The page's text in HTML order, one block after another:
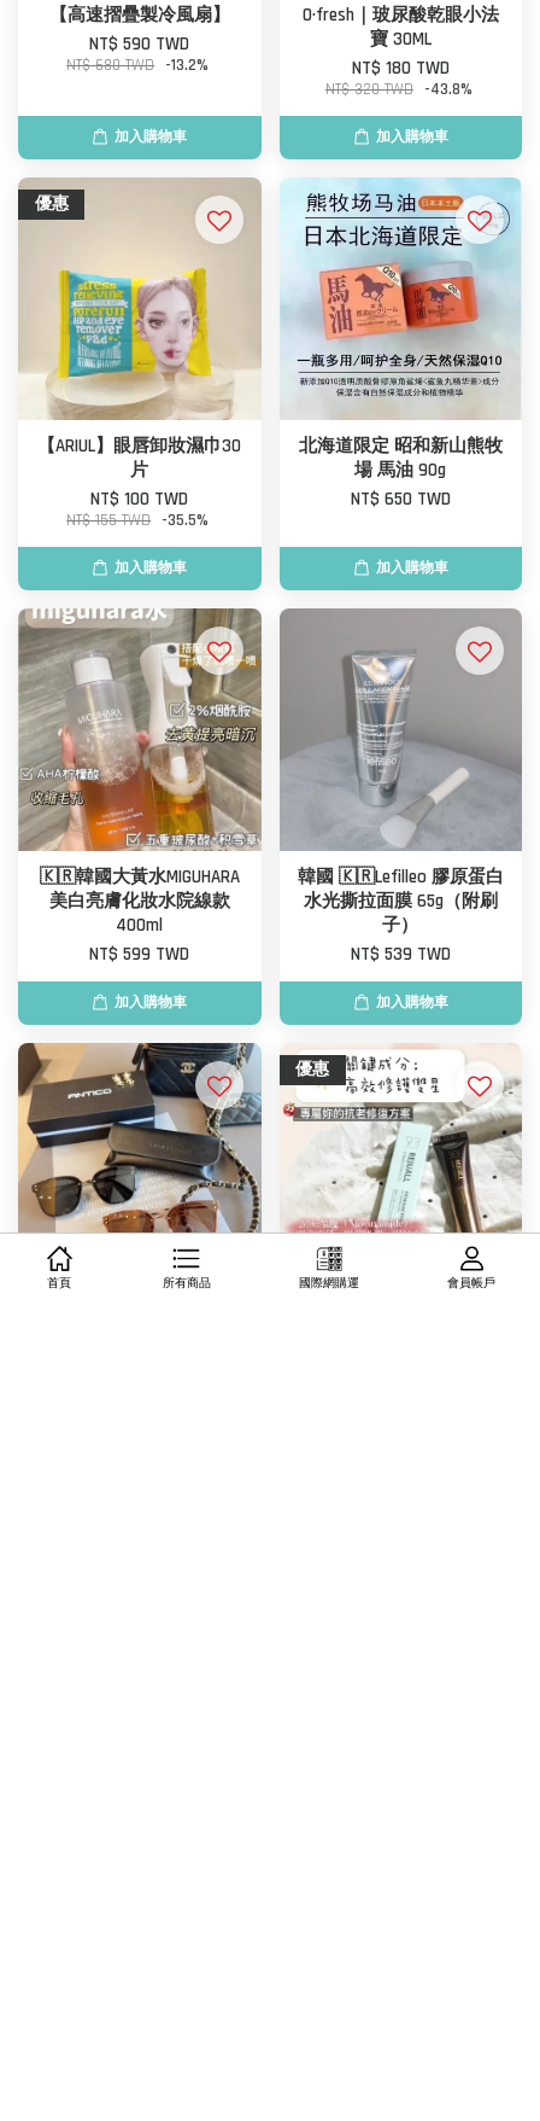
【高速摺疊製冷風扇】
NT$ 590 TWD
NT$ 680 TWD -13.2%
加入購物車
O·fresh｜玻尿酸乾眼小法
寶 30ML
NT$ 180 TWD
NT$ 320 TWD -43.8%
加入購物車
優惠
【ARIUL】眼唇卸妝濕巾30
片
NT$ 100 TWD
NT$ 155 TWD -35.5%
加入購物車
北海道限定 昭和新山熊牧
場 馬油 90g
NT$ 650 TWD
加入購物車
🇰🇷韓國大黃水MIGUHARA
美白亮膚化妝水院線款
400ml
NT$ 599 TWD
加入購物車
韓國 🇰🇷Lefilleo 膠原蛋白
水光撕拉面膜 65g（附刷
子）
NT$ 539 TWD
加入購物車
優惠
首頁 所有商品 國際網購運 會員帳戶